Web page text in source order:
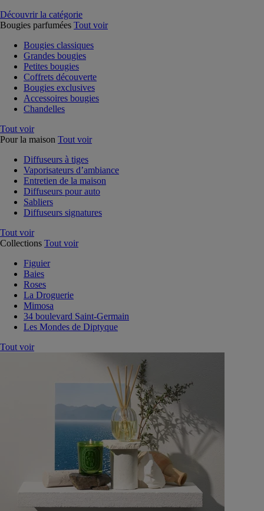
Découvrir la catégorie
Bougies parfumées Tout voir
Bougies classiques
Grandes bougies
Petites bougies
Coffrets découverte
Bougies exclusives
Accessoires bougies
Chandelles
Tout voir
Pour la maison Tout voir
Diffuseurs à tiges
Vaporisateurs d’ambiance
Entretien de la maison
Diffuseurs pour auto
Sabliers
Diffuseurs signatures
Tout voir
Collections Tout voir
Figuier
Baies
Roses
La Droguerie
Mimosa
34 boulevard Saint-Germain
Les Mondes de Diptyque
Tout voir